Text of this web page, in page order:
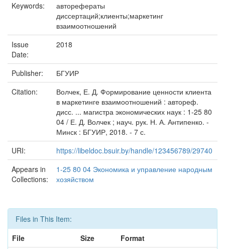
Keywords:
авторефераты
диссертаций;клиенты;маркетинг
взаимоотношений
Issue
Date:
2018
Publisher:
БГУИР
Citation:
Волчек, Е. Д. Формирование ценности клиента
в маркетинге взаимоотношений : автореф.
дисс. ... магистра экономических наук : 1-25 80
04 / Е. Д. Волчек ; науч. рук. Н. А. Антипенко. -
Минск : БГУИР, 2018. - 7 с.
URI:
https://libeldoc.bsuir.by/handle/123456789/29740
Appears in
Collections:
1-25 80 04 Экономика и управление народным
хозяйством
Files in This Item:
File
Size Format